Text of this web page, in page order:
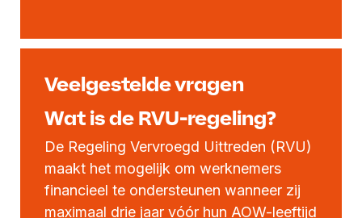
Veelgestelde vragen
Wat is de RVU-regeling?
De Regeling Vervroegd Uittreden (RVU)
maakt het mogelijk om werknemers
financieel te ondersteunen wanneer zij
maximaal drie jaar vóór hun AOW-leeftijd